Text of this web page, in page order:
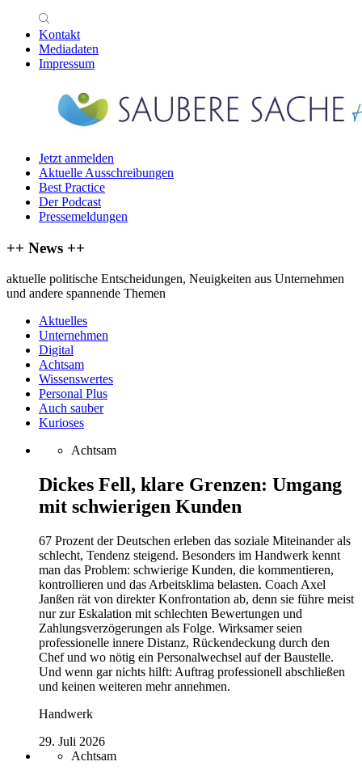
Kontakt
Mediadaten
Impressum
Jetzt anmelden
Aktuelle Ausschreibungen
Best Practice
Der Podcast
Pressemeldungen
++ News ++
aktuelle politische Entscheidungen, Neuigkeiten aus Unternehmen
und andere spannende Themen
Aktuelles
Unternehmen
Digital
Achtsam
Wissenswertes
Personal Plus
Auch sauber
Kurioses
Achtsam
Dickes Fell, klare Grenzen: Umgang
mit schwierigen Kunden
67 Prozent der Deutschen erleben das soziale Miteinander als
schlecht, Tendenz steigend. Besonders im Handwerk kennt
man das Problem: schwierige Kunden, die kommentieren,
kontrollieren und das Arbeitsklima belasten. Coach Axel
Janßen rät von direkter Konfrontation ab, denn sie führe meist
nur zur Eskalation mit schlechten Bewertungen und
Zahlungsverzögerungen als Folge. Wirksamer seien
professionelle innere Distanz, Rückendeckung durch den
Chef und wo nötig ein Personalwechsel auf der Baustelle.
Und wenn gar nichts hilft: Auftrag professionell abschließen
und keinen weiteren mehr annehmen.
Handwerk
29. Juli 2026
Achtsam